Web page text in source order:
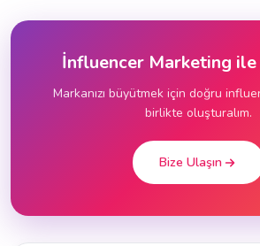
İnfluencer Marketing ile
Markanızı büyütmek için doğru
birlikte oluşturalım.
Bize Ulaşın